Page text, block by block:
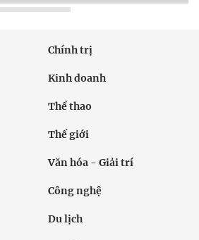
Chính trị
Kinh doanh
Thể thao
Thế giới
Văn hóa - Giải trí
Công nghệ
Du lịch